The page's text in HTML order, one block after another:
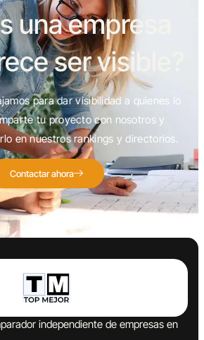
una empresa
ser visible?
para dar visibilidad a quienes lo
tu proyecto con nosotros y
en nuestros rankings y directorios.
Contactar ahora
independiente de empresas en